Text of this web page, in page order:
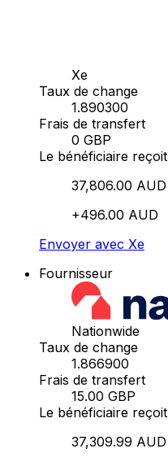
Xe
Taux de change
1.890300
Frais de transfert
0 GBP
Le bénéficiaire reçoit
37,806.00 AUD
+496.00 AUD
Envoyer avec Xe
Fournisseur
Nationwide
Taux de change
1.866900
Frais de transfert
15.00 GBP
Le bénéficiaire reçoit
37,309.99 AUD